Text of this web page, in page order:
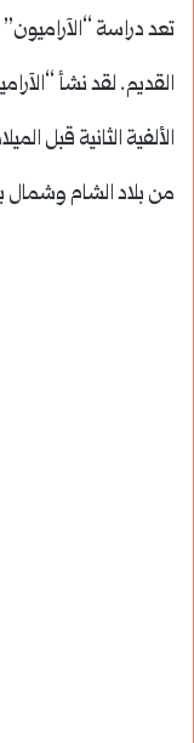
تعد دراسة
القديم. لقد نشأ
الألفية الثانية قبل
من بلاد الشام وشمال